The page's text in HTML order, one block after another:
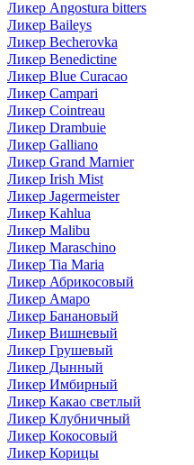
Ликер Angostura bitters
Ликер Baileys
Ликер Becherovka
Ликер Benedictine
Ликер Blue Curacao
Ликер Campari
Ликер Cointreau
Ликер Drambuie
Ликер Galliano
Ликер Grand Marnier
Ликер Irish Mist
Ликер Jagermeister
Ликер Kahlua
Ликер Malibu
Ликер Maraschino
Ликер Tia Maria
Ликер Абрикосовый
Ликер Амаро
Ликер Банановый
Ликер Вишневый
Ликер Грушевый
Ликер Дынный
Ликер Имбирный
Ликер Какао светлый
Ликер Клубничный
Ликер Кокосовый
Ликер Корицы